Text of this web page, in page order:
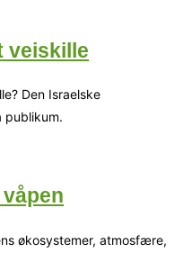
veiskille
Den Israelske
publikum.
økosystemer, atmosfære,